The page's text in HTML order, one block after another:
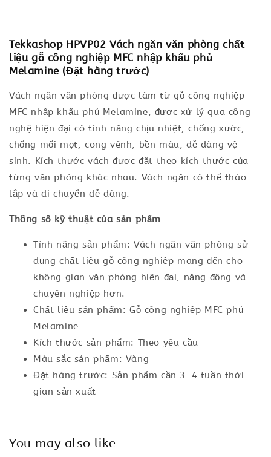
Tekkashop HPVP02 Vách ngăn văn phòng chất
liệu gỗ công nghiệp MFC nhập khẩu phủ
Melamine (Đặt hàng trước)
Vách ngăn văn phòng được làm từ gỗ công nghiệp
MFC nhập khẩu phủ Melamine, được xử lý qua công
nghệ hiện đại có tính năng chịu nhiệt, chống xước,
chống mối mọt, cong vênh, bền màu, dễ dàng vệ
sinh. Kích thước vách được đặt theo kích thước của
từng văn phòng khác nhau. Vách ngăn có thể tháo
lắp và di chuyển dễ dàng.
Thông số kỹ thuật của sản phẩm
Tính năng sản phẩm: Vách ngăn văn phòng sử
dụng chất liệu gỗ công nghiệp mang đến cho
không gian văn phòng hiện đại, năng động và
chuyên nghiệp hơn.
Chất liệu sản phẩm: Gỗ công nghiệp MFC phủ
Melamine
Kích thước sản phẩm: Theo yêu cầu
Màu sắc sản phẩm: Vàng
Đặt hàng trước: Sản phẩm cần 3-4 tuần thời
gian sản xuất
You may also like